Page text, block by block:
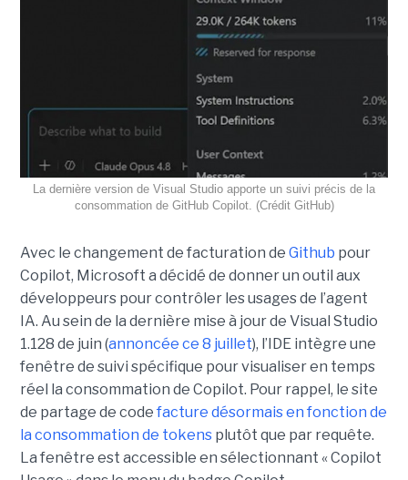
La dernière version de Visual Studio apporte un suivi précis de la
consommation de GitHub Copilot. (Crédit GitHub)
Avec le changement de facturation de Github pour
Copilot, Microsoft a décidé de donner un outil aux
développeurs pour contrôler les usages de l’agent
IA. Au sein de la dernière mise à jour de Visual Studio
1.128 de juin (annoncée ce 8 juillet), l’IDE intègre une
fenêtre de suivi spécifique pour visualiser en temps
réel la consommation de Copilot. Pour rappel, le site
de partage de code facture désormais en fonction de
la consommation de tokens plutôt que par requête.
La fenêtre est accessible en sélectionnant « Copilot